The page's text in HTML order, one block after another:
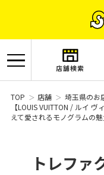
店舗検索
TOP 店舗 埼玉県のお
【LOUIS VUITTON / ルイ
えて愛されるモノグラムの
トレファ